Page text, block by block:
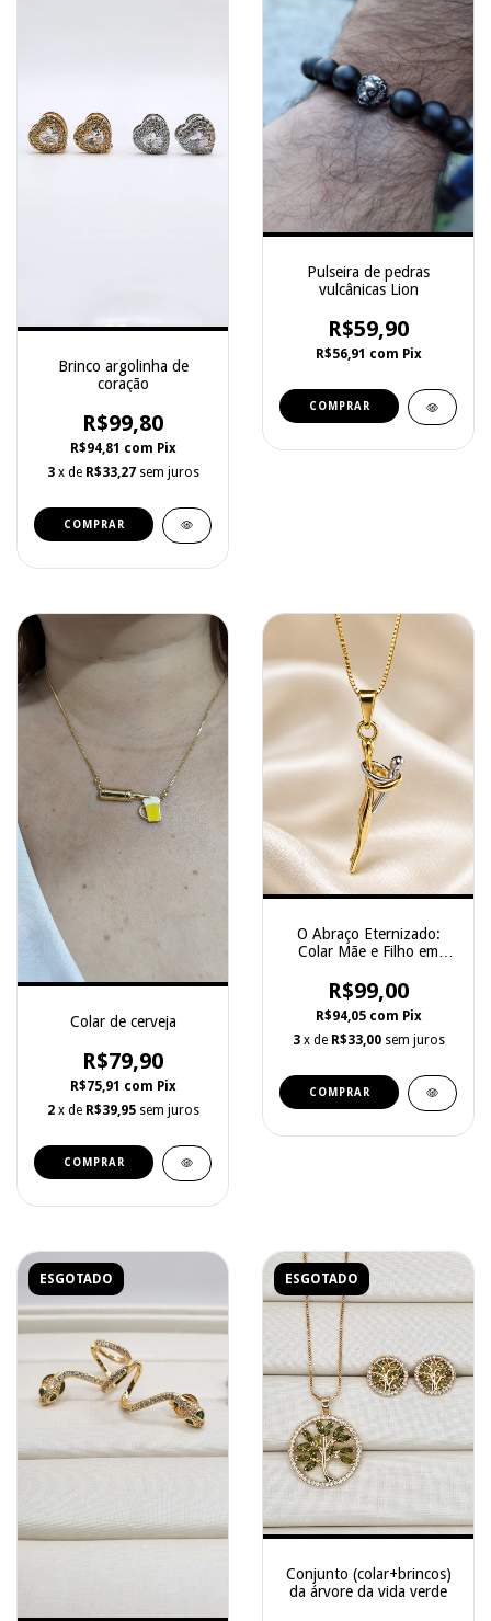
Brinco argolinha de
coração
R$99,80
R$94,81 com Pix
3 x de R$33,27 sem juros
COMPRAR
Pulseira de pedras
vulcânicas Lion
R$59,90
R$56,91 com Pix
Colar de cerveja
R$79,90
R$75,91 com Pix
2 x de R$39,95 sem juros
COMPRAR
O Abraço Eternizado:
Colar Mãe e Filho em
R$99,00
R$94,05 com Pix
3 x de R$33,00 sem juros
COMPRAR
ESGOTADO ESGOTADO
Conjunto (colar+brincos)
da árvore da vida verde